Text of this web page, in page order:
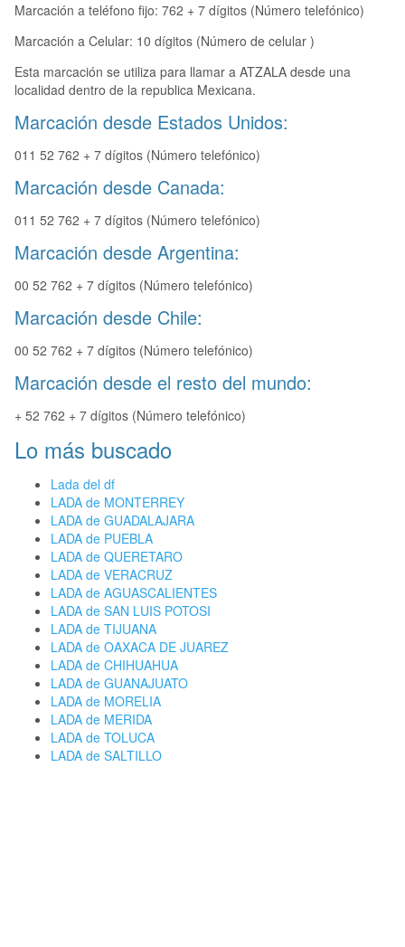
Marcación a teléfono fijo: 762 + 7 dígitos (Número telefónico)
Marcación a Celular: 10 dígitos (Número de celular )
Esta marcación se utiliza para llamar a ATZALA desde una
localidad dentro de la republica Mexicana.
Marcación desde Estados Unidos:
011 52 762 + 7 dígitos (Número telefónico)
Marcación desde Canada:
011 52 762 + 7 dígitos (Número telefónico)
Marcación desde Argentina:
00 52 762 + 7 dígitos (Número telefónico)
Marcación desde Chile:
00 52 762 + 7 dígitos (Número telefónico)
Marcación desde el resto del mundo:
+ 52 762 + 7 dígitos (Número telefónico)
Lo más buscado
Lada del df
LADA de MONTERREY
LADA de GUADALAJARA
LADA de PUEBLA
LADA de QUERETARO
LADA de VERACRUZ
LADA de AGUASCALIENTES
LADA de SAN LUIS POTOSI
LADA de TIJUANA
LADA de OAXACA DE JUAREZ
LADA de CHIHUAHUA
LADA de GUANAJUATO
LADA de MORELIA
LADA de MERIDA
LADA de TOLUCA
LADA de SALTILLO